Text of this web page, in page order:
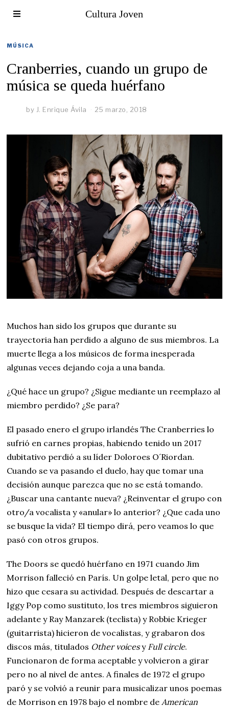
Cultura Joven
MÚSICA
Cranberries, cuando un grupo de
música se queda huérfano
by J. Enrique Ávila 25 marzo, 2018
Muchos han sido los grupos que durante su
trayectoria han perdido a alguno de sus miembros. La
muerte llega a los músicos de forma inesperada
algunas veces dejando coja a una banda.
¿Qué hace un grupo? ¿Sigue mediante un reemplazo al
miembro perdido? ¿Se para?
El pasado enero el grupo irlandés The Cranberries lo
sufrió en carnes propias, habiendo tenido un 2017
dubitativo perdió a su líder Doloroes O´Riordan.
Cuando se va pasando el duelo, hay que tomar una
decisión aunque parezca que no se está tomando.
¿Buscar una cantante nueva? ¿Reinventar el grupo con
otro/a vocalista y «anular» lo anterior? ¿Que cada uno
se busque la vida? El tiempo dirá, pero veamos lo que
pasó con otros grupos.
The Doors se quedó huérfano en 1971 cuando Jim
Morrison falleció en París. Un golpe letal, pero que no
hizo que cesara su actividad. Después de descartar a
Iggy Pop como sustituto, los tres miembros siguieron
adelante y Ray Manzarek (teclista) y Robbie Krieger
(guitarrista) hicieron de vocalistas, y grabaron dos
discos más, titulados Other voicesy Full circle.
Funcionaron de forma aceptable y volvieron a girar
pero no al nivel de antes. A finales de 1972 el grupo
paró y se volvió a reunir para musicalizar unos poemas
de Morrison en 1978 bajo el nombre deAmerican